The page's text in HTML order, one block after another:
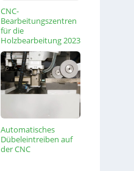
CNC-
Bearbeitungszentren
für die
Holzbearbeitung 2023
Automatisches
Dübeleintreiben auf
der CNC